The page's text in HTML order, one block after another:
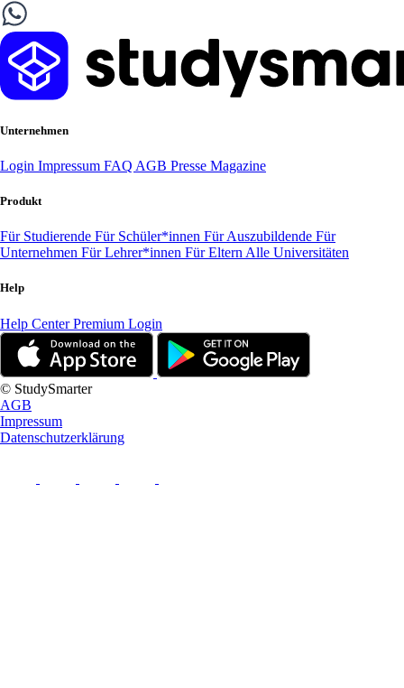
Unternehmen
Login Impressum FAQ AGB Presse Magazine
Produkt
Für Studierende Für Schüler*innen Für Auszubildende Für
Unternehmen Für Lehrer*innen Für Eltern Alle Universitäten
Help
Help CenterPremium Login
© StudySmarter
AGB
Impressum
Datenschutzerklärung